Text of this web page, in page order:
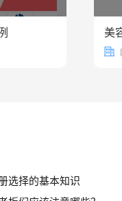
美
选择的基本知识